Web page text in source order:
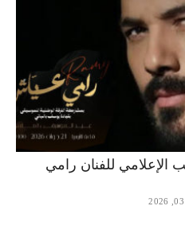
للفنان رامي